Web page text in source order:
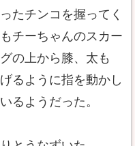
たチンコを握ってく
チーちゃんのスカー
の上から膝、太も
るように指を動かし
るようだった。